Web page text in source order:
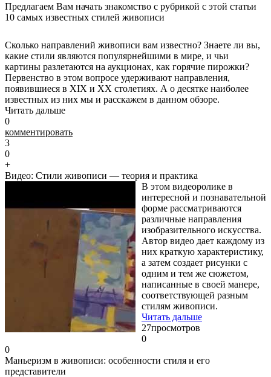
Предлагаем Вам начать знакомство с рубрикой с этой статьи
10 самых известных стилей живописи
Сколько направлений живописи вам известно? Знаете ли вы,
какие стили являются популярнейшими в мире, и чьи
картины разлетаются на аукционах, как горячие пирожки?
Первенство в этом вопросе удерживают направления,
появившиеся в XIX и XX столетиях. А о десятке наиболее
известных из них мы и расскажем в данном обзоре.
Читать дальше
0
комментировать
3
0
+
Видео: Стили живописи — теория и практика
В этом видеоролике в
интересной и познавательной
форме рассматриваются
различные направления
изобразительного искусства.
Автор видео дает каждому из
них краткую характеристику,
а затем создает рисунки с
одним и тем же сюжетом,
написанные в своей манере,
соответствующей разным
стилям живописи.
Читать дальше
27просмотров
0
0
Маньеризм в живописи: особенности стиля и его
представители